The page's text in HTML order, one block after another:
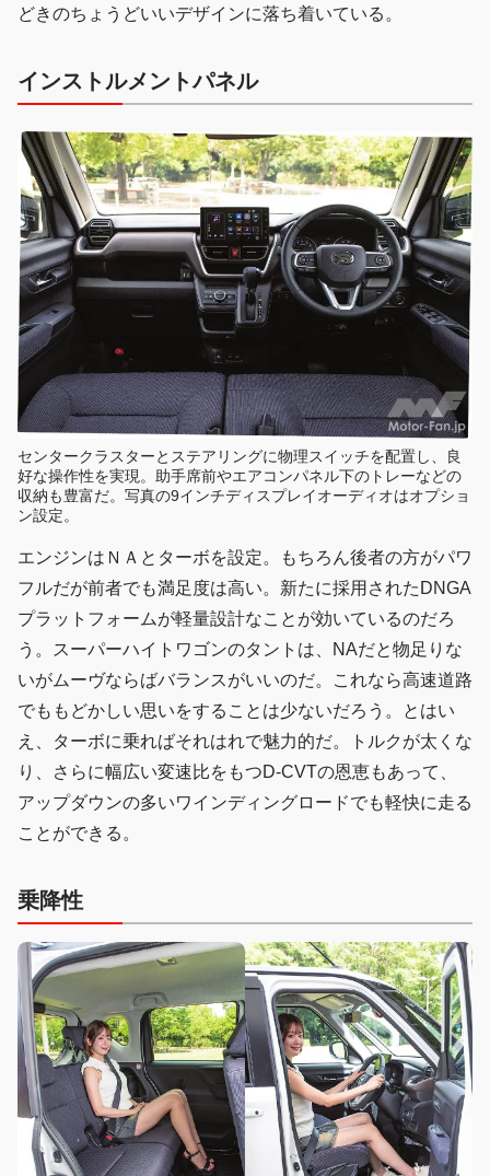
どきのちょうどいいデザインに落ち着いている。
インストルメントパネル
センタークラスターとステアリングに物理スイッチを配置し、良
好な操作性を実現。助手席前やエアコンパネル下のトレーなどの
収納も豊富だ。写真の9インチディスプレイオーディオはオプショ
ン設定。
エンジンはＮＡとターボを設定。もちろん後者の方がパワ
フルだが前者でも満足度は高い。新たに採用されたDNGA
プラットフォームが軽量設計なことが効いているのだろ
う。スーパーハイトワゴンのタントは、NAだと物足りな
いがムーヴならばバランスがいいのだ。これなら高速道路
でももどかしい思いをすることは少ないだろう。とはい
え、ターボに乗ればそれはれで魅力的だ。トルクが太くな
り、さらに幅広い変速比をもつD-CVTの恩恵もあって、
アップダウンの多いワインディングロードでも軽快に走る
ことができる。
乗降性